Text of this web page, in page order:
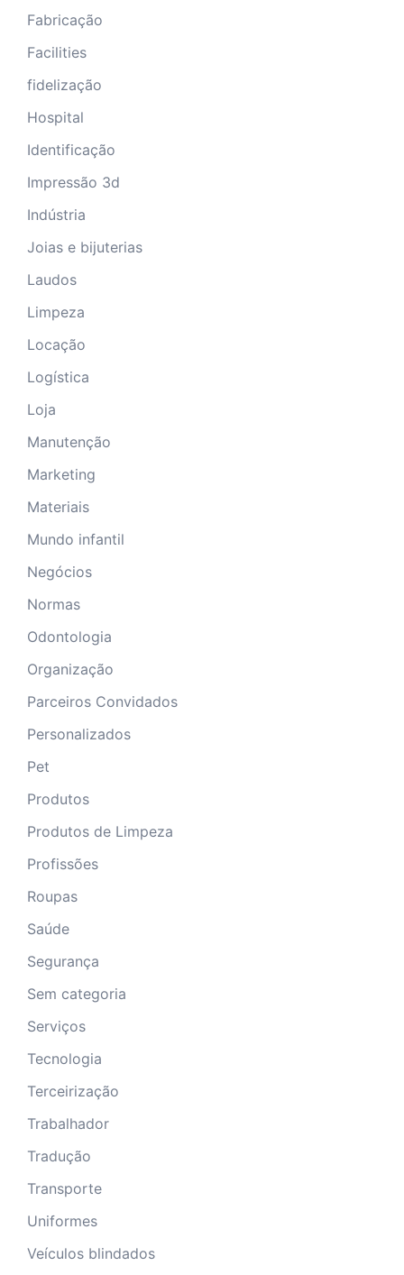
Fabricação
Facilities
fidelização
Hospital
Identificação
Impressão 3d
Indústria
Joias e bijuterias
Laudos
Limpeza
Locação
Logística
Loja
Manutenção
Marketing
Materiais
Mundo infantil
Negócios
Normas
Odontologia
Organização
Parceiros Convidados
Personalizados
Pet
Produtos
Produtos de Limpeza
Profissões
Roupas
Saúde
Segurança
Sem categoria
Serviços
Tecnologia
Terceirização
Trabalhador
Tradução
Transporte
Uniformes
Veículos blindados